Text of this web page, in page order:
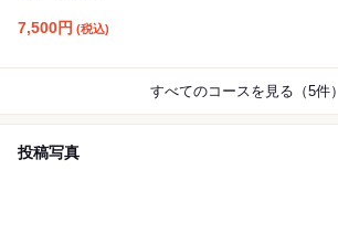
7,500円 (税込)
すべてのコースを見る（5件）
投稿写真